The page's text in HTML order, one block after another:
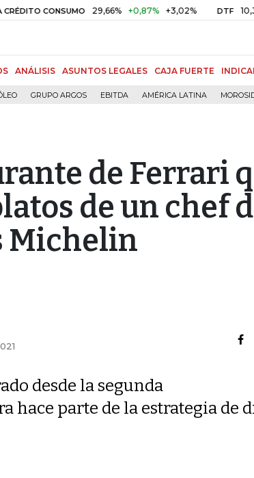
29,66% +0,87% +3,02% DTF 10,34% +0,10%
ANÁLISIS ASUNTOS LEGALES CAJA FUERTE
GRUPO ARGOS EBITDA AMÉRICA LATINA
de Ferrari
de un chef
Michelin
desde la segunda
hace parte de la estrategia de